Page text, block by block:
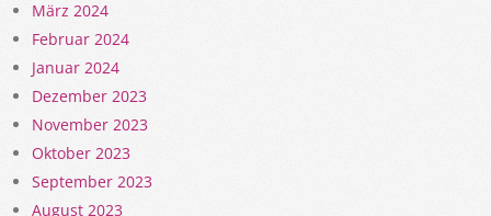
März 2024
Februar 2024
Januar 2024
Dezember 2023
November 2023
Oktober 2023
September 2023
August 2023